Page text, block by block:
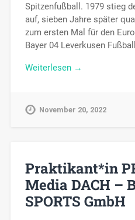
Spitzenfußball. 1979 stieg
auf, sieben Jahre später
zum ersten Mal für den
Bayer 04 Leverkusen
Weiterlesen →
November 20, 2022
Praktikant*in
Media DACH –
SPORTS GmbH